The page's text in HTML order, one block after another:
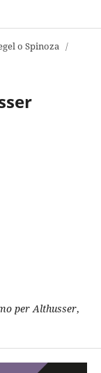
o Spinoza /
per Althusser,